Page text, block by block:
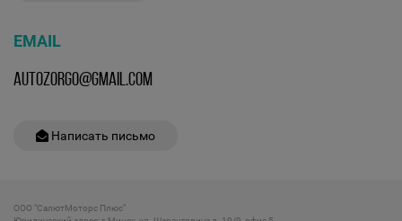
EMAIL
AUTOZORGO@GMAIL.COM
Написать письмо
ООО "СалютМоторс Плюс"